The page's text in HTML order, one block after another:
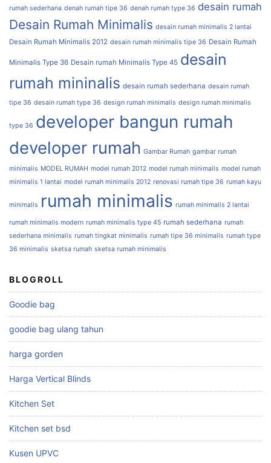
rumah sederhana denah rumah tipe 36 denah rumah type 36 desain rumah
Desain Rumah Minimalis desain rumah minimalis 2 lantai
Desain Rumah Minimalis 2012 desain rumah minimalis tipe 36 Desain Rumah
Minimalis Type 36 Desain rumah Minimalis Type 45 desain
rumah mininalis desain rumah sederhana desain rumah
tipe 36 desain rumah type 36 design rumah minimalis design rumah minimalis
type 36 developer bangun rumah
developer rumah Gambar Rumah gambar rumah
minimalis MODEL RUMAH model rumah 2012 model rumah minimalis model rumah
minimalis 1 lantai model rumah minimalis 2012 renovasi rumah tipe 36 rumah kayu
minimalis rumah minimalis rumah minimalis 2 lantai
rumah minimalis modern rumah minimalis type 45 rumah sederhana rumah
sederhana minimalis rumah tingkat minimalis rumah tipe 36 minimalis rumah type
36 minimalis sketsa rumah sketsa rumah minimalis
BLOGROLL
Goodie bag
goodie bag ulang tahun
harga gorden
Harga Vertical Blinds
Kitchen Set
Kitchen set bsd
Kusen UPVC